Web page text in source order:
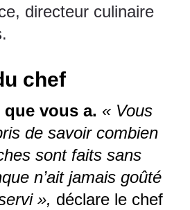
directeur culinaire
.
chef
vous a. « Vous
de savoir combien
sont faits sans
n’ait jamais goûté
», déclare le chef